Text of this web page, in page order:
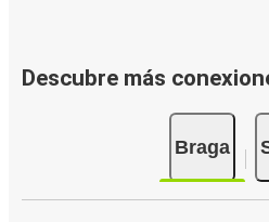
Descubre más
Braga